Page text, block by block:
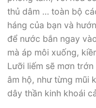
thủ dâm … toàn bộ
háng của bạn và
để nước bắn ngay
mà áp môi xuống,
Lưỡi liếm sẽ mơn
âm hộ, như từng mũi
dây thần kinh khoái